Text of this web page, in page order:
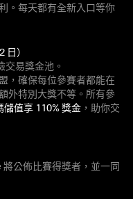
。每天都有全新入口等你
日）
交易獎金池。
，確保每位參賽者都能在
外特別大獎不等。所有參
儲值享 110% 獎金 ，助你交
公佈比賽得獎者，並一同